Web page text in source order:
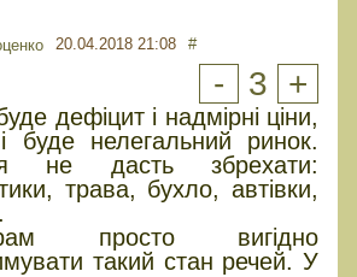
20.04.2018 21:08 #
- 3 +
дефіцит і надмірні ціни,
буде нелегальний ринок.
не дасть збрехати:
трава, бухло, автівки,
просто вигідно
такий стан речей. У